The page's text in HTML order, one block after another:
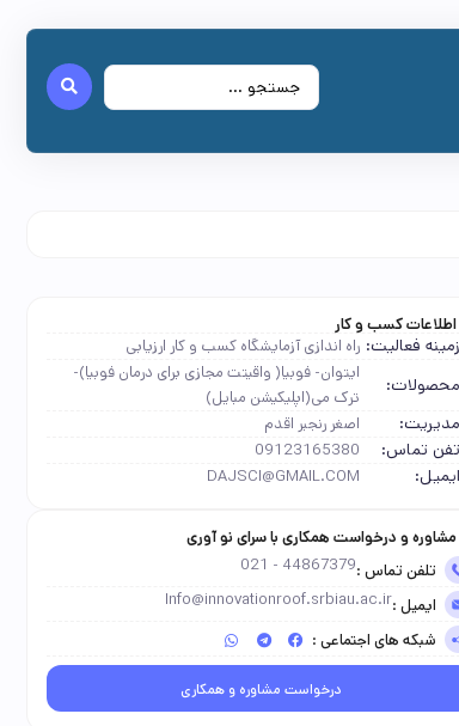
اطلاعات کسب و کار
زمینه فعالیت: راه اندازی آزمایشگاه کسب و کار ارزیابی
محصولات:
ایتوان- فوبیا( واقیتت مجازی برای درمان فوبیا)-
ترک می(اپلیکیشن مبایل)
مدیریت: اصغر رنجبر اقدم
تفن تماس: 09123165380
ایمیل: DAJSCI@GMAIL.COM
مشاوره و درخواست همکاری با سرای نو آوری
تلفن تماس :44867379 - 021
ایمیل :Info@innovationroof.srbiau.ac.ir
شبکه های اجتماعی :
درخواست مشاوره و همکاری